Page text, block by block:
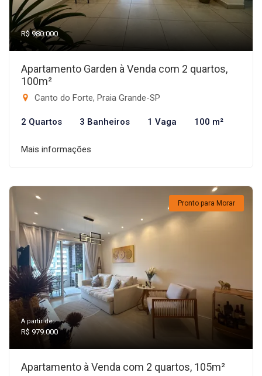
R$ 980.000
Apartamento Garden à Venda com 2 quartos,
100m²
Canto do Forte, Praia Grande-SP
2 Quartos 3 Banheiros 1 Vaga 100 m²
Mais informações
Pronto para Morar
A partir de:
R$ 979.000
Apartamento à Venda com 2 quartos, 105m²